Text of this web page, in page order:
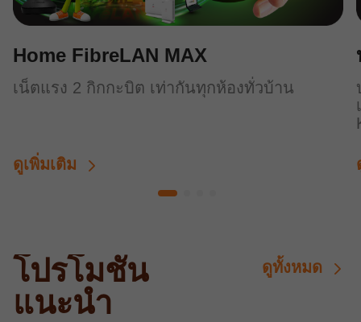
Home FibreLAN MAX
เน็ตแรง 2 กิกกะบิต เท่ากันทุกห้องทั่วบ้าน
ดูเพิ่มเติม
โปรโมชั่น
แนะนำ
ดูทั้งหมด